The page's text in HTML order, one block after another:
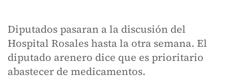
Diputados pasaran a la discusión del
Hospital Rosales hasta la otra semana. El
diputado arenero dice que es prioritario
abastecer de medicamentos.